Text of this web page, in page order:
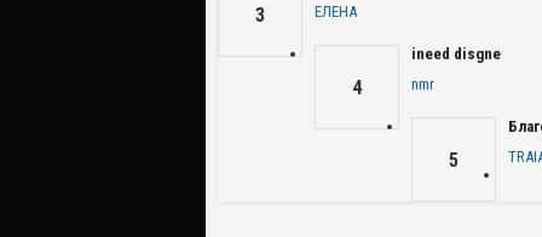
3
ЕЛЕНА
4
ineed disgne
nmr
5